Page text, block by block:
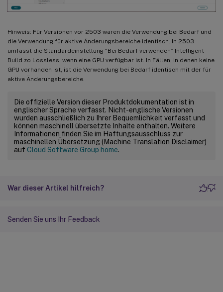
Hinweis: Für Versionen vor 2503 waren die Verwendung bei Bedarf und
die Verwendung für aktive Änderungsbereiche identisch. In 2503
umfasst die Standardeinstellung “Bei Bedarf verwenden” Intelligent
Build zo Lossless, wenn eine GPU verfügbar ist. In Fällen, in denen keine
GPU vorhanden ist, ist die Verwendung bei Bedarf identisch mit der für
aktive Änderungsbereiche.
Die offizielle Version dieser Produktdokumentation ist in
englischer Sprache verfasst. Nicht-englische Versionen
wurden ausschließlich zu Ihrer Bequemlichkeit verfasst und
können maschinell übersetzte Inhalte enthalten. Weitere
Informationen finden Sie im Haftungsausschluss zur
maschinellen Übersetzung (Machine Translation Disclaimer)
auf Cloud Software Group home.
War dieser Artikel hilfreich?
Senden Sie uns Ihr Feedback